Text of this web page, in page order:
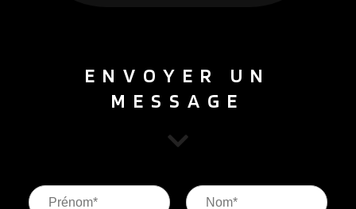
ENVOYER UN
MESSAGE